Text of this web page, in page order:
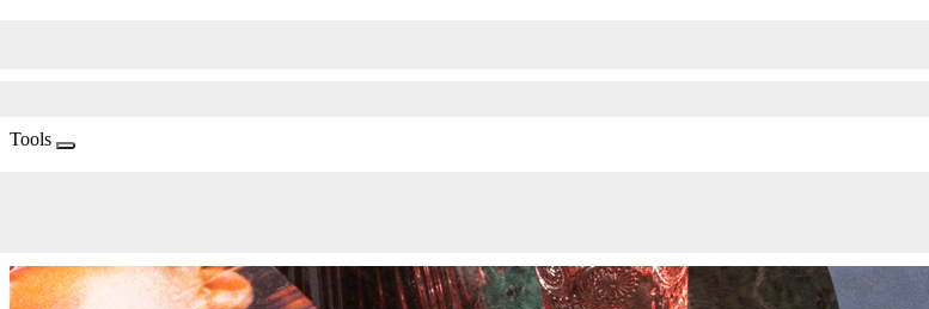
Tools